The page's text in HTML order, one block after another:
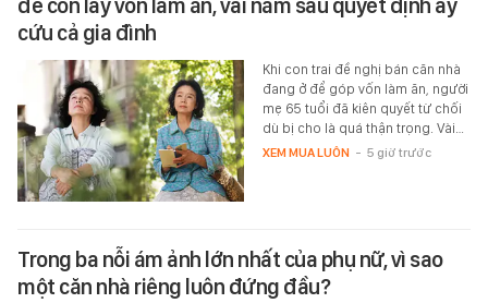
để con lấy vốn làm ăn, vài năm sau quyết định ấy
cứu cả gia đình
Khi con trai đề nghị bán căn nhà
đang ở để góp vốn làm ăn, người
mẹ 65 tuổi đã kiên quyết từ chối
dù bị cho là quá thận trọng. Vài…
XEM MUA LUÔN - 5 giờ trước
Trong ba nỗi ám ảnh lớn nhất của phụ nữ, vì sao
một căn nhà riêng luôn đứng đầu?